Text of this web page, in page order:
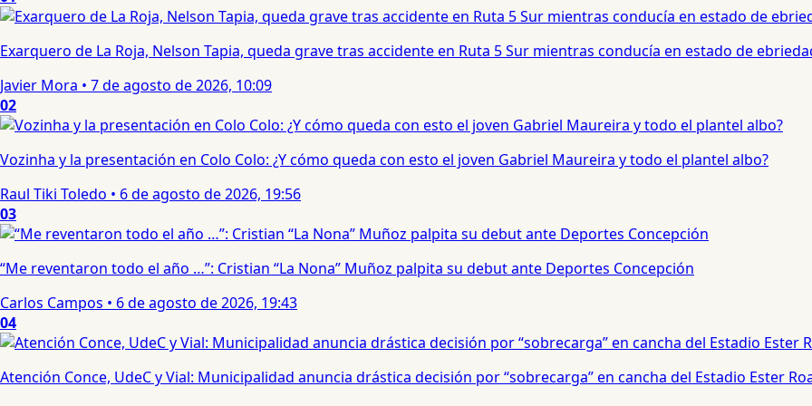
Exarquero de La Roja, Nelson Tapia, queda grave tras accidente en Ruta 5 Sur mientras conducía en estado de
Javier Mora • 7 de agosto de 2026, 10:09
02
Vozinha y la presentación en Colo Colo: ¿Y cómo queda con esto el joven Gabriel Maureira y todo el plantel albo?
Raul Tiki Toledo • 6 de agosto de 2026, 19:56
03
“Me reventaron todo el año …”: Cristian “La Nona” Muñoz palpita su debut ante Deportes Concepción
Carlos Campos • 6 de agosto de 2026, 19:43
04
Atención Conce, UdeC y Vial: Municipalidad anuncia drástica decisión por “sobrecarga” en cancha del Estadio Ester